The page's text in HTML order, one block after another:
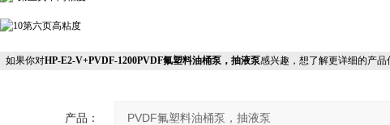
如果你对HP-E2-V+PVDF-1200PVDF氟塑料油桶泵，抽液泵感兴趣，想了解更详细的产品
产品：